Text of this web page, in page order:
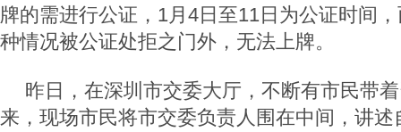
牌的需进行公证，1月4日至11日为公证时间
种情况被公证处拒之门外，无法上牌。
昨日，在深圳市交委大厅，不断有市民带
来，现场市民将市交委负责人围在中间，讲